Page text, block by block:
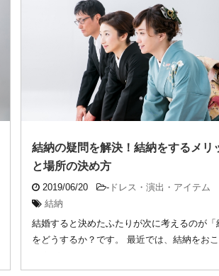
結納の疑問を解決！結納をするメリ
と場所の決め方
2019/06/20 - ドレス・演出・アイテム
結納
結婚すると決めたふたりが次に考えるのが「
をどうするか？です。 最近では、結納をお